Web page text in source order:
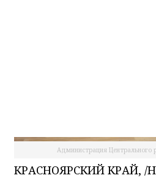
Администрация Центрального
КРАСНОЯРСКИЙ КРАЙ, /